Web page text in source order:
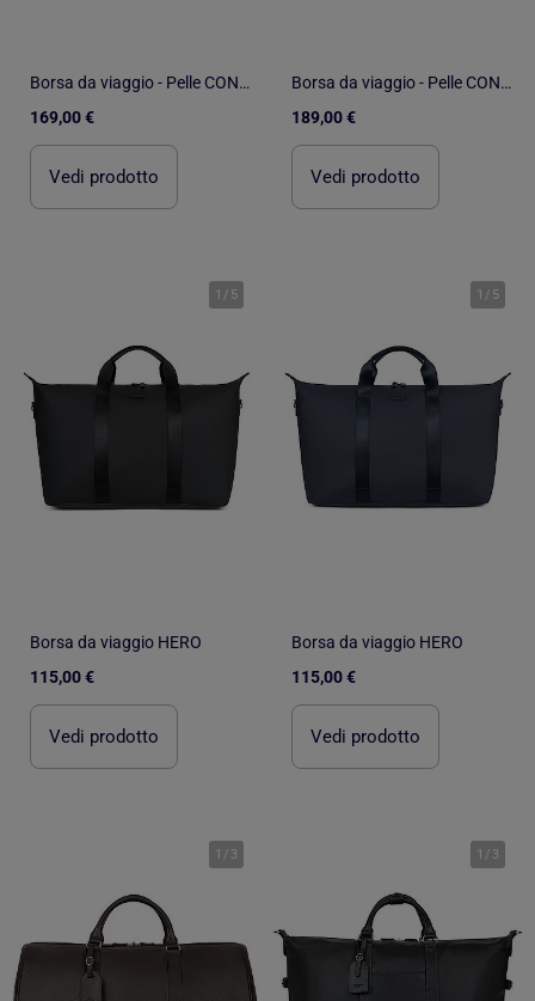
Borsa da viaggio - Pelle CONFORT
169,00 €
Vedi prodotto
Borsa da viaggio - Pelle CONFORT
189,00 €
Vedi prodotto
1 / 5
Borsa da viaggio HERO
115,00 €
Vedi prodotto
1 / 5
Borsa da viaggio HERO
115,00 €
Vedi prodotto
1 / 3 1 / 3